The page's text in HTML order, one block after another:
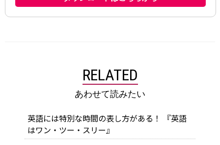
RELATED
あわせて読みたい
英語には特別な時間の表し方がある！ 『英語
はワン・ツー・スリー』